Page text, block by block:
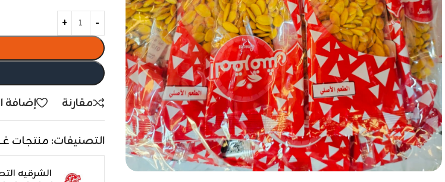
مقارنة إضافة
التصنيفات: منتجات
الشرقيه